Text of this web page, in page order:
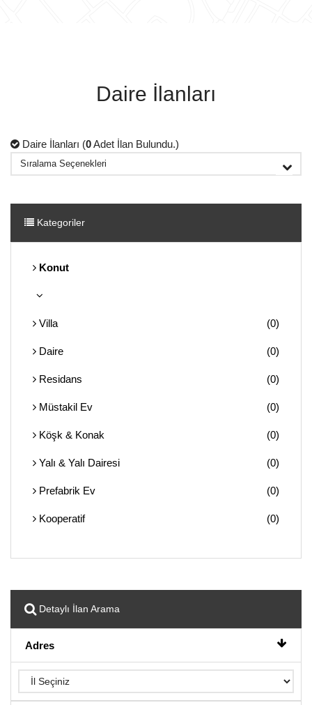
Daire İlanları
Daire İlanları (0Adet İlan Bulundu.)
Kategoriler
Konut
Villa (0)
Daire (0)
Residans (0)
Müstakil Ev (0)
Köşk & Konak (0)
Yalı & Yalı Dairesi (0)
Prefabrik Ev (0)
Kooperatif (0)
Detaylı İlan Arama
Adres